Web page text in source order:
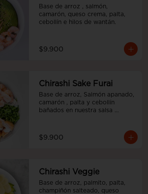
Base de arroz , salmón,
camarón, queso crema, palta,
cebollín e hilos de wantán.
$9.900
Chirashi Sake Furai
Base de arroz, Salmón apanado,
camarón , palta y cebollín
bañados en nuestra salsa
$9.900
Chirashi Veggie
Base de arroz, palmito, palta,
champiñón salteado, queso